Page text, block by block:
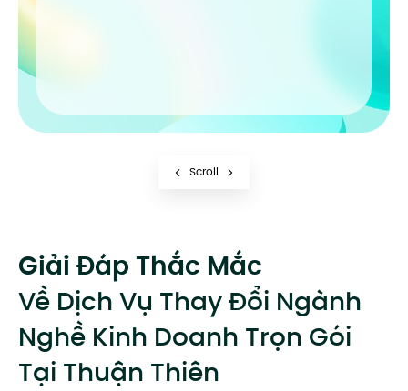
Scroll
Giải Đáp Thắc Mắc
Về Dịch Vụ Thay Đổi Ngành
Nghề Kinh Doanh Trọn Gói
Tại Thuận Thiên